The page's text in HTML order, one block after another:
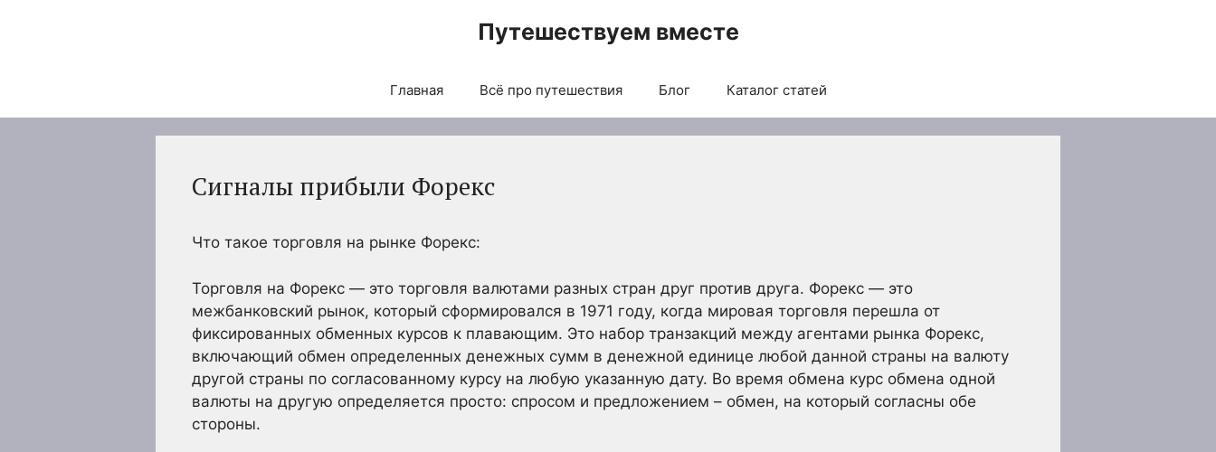
Путешествуем вместе
Главная Всё про путешествия Блог Каталог статей
Сигналы прибыли Форекс
Что такое торговля на рынке Форекс:
Торговля на Форекс — это торговля валютами разных стран друг против друга. Форекс — это
межбанковский рынок, который сформировался в 1971 году, когда мировая торговля перешла от
фиксированных обменных курсов к плавающим. Это набор транзакций между агентами рынка Форекс,
включающий обмен определенных денежных сумм в денежной единице любой данной страны на валюту
другой страны по согласованному курсу на любую указанную дату. Во время обмена курс обмена одной
валюты на другую определяется просто: спросом и предложением – обмен, на который согласны обе
стороны.